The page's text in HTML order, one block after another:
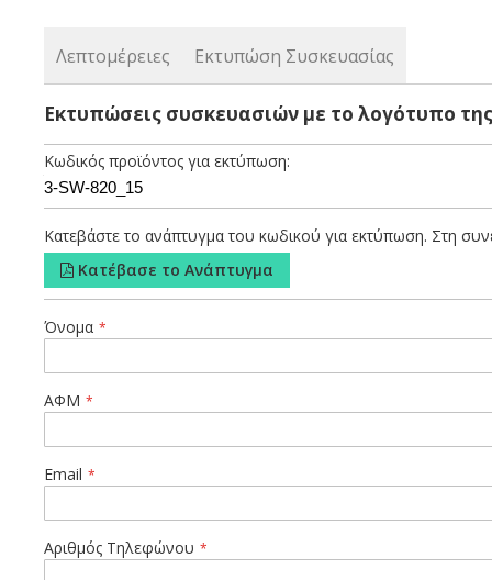
Λεπτομέρειες
Χάρτινο βιοδιασπώμενο τετράγωνο κουτί clam shell για
συναρμολογημένο, προκειμένου να παρέχει στον
τρόφιμα.
Εκτυπώση Συσκευασίας
Εκτυπώσεις συσκευασιών με το λογότυπο
Κωδικός προϊόντος για εκτύπωση:
Κατεβάστε το ανάπτυγμα του κωδικού για εκτύπωση. Στη
Κατέβασε το Ανάπτυγμα
Όνομα
ΑΦΜ
Email
Αριθμός Τηλεφώνου